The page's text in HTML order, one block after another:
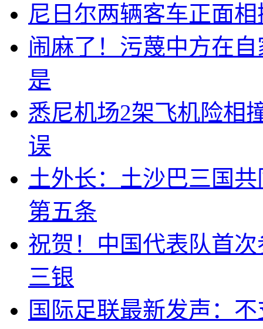
尼日尔两辆客车正面
闹麻了！污蔑中方在
是
悉尼机场2架飞机险相
误
土外长：土沙巴三国
第五条
祝贺！中国代表队首
三银
国际足联最新发声：